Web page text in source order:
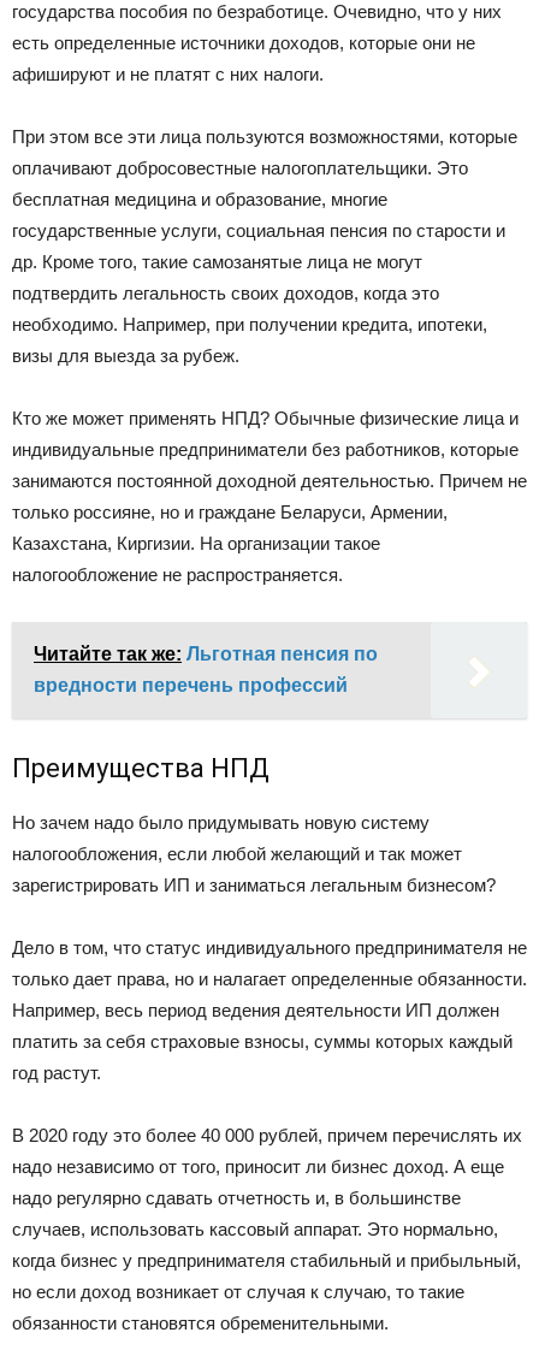
государства пособия по безработице. Очевидно, что у них
есть определенные источники доходов, которые они не
афишируют и не платят с них налоги.
При этом все эти лица пользуются возможностями, которые
оплачивают добросовестные налогоплательщики. Это
бесплатная медицина и образование, многие
государственные услуги, социальная пенсия по старости и
др. Кроме того, такие самозанятые лица не могут
подтвердить легальность своих доходов, когда это
необходимо. Например, при получении кредита, ипотеки,
визы для выезда за рубеж.
Кто же может применять НПД? Обычные физические лица и
индивидуальные предприниматели без работников, которые
занимаются постоянной доходной деятельностью. Причем не
только россияне, но и граждане Беларуси, Армении,
Казахстана, Киргизии. На организации такое
налогообложение не распространяется.
Читайте так же: Льготная пенсия по
вредности перечень профессий
Преимущества НПД
Но зачем надо было придумывать новую систему
налогообложения, если любой желающий и так может
зарегистрировать ИП и заниматься легальным бизнесом?
Дело в том, что статус индивидуального предпринимателя не
только дает права, но и налагает определенные обязанности.
Например, весь период ведения деятельности ИП должен
платить за себя страховые взносы, суммы которых каждый
год растут.
В 2020 году это более 40 000 рублей, причем перечислять их
надо независимо от того, приносит ли бизнес доход. А еще
надо регулярно сдавать отчетность и, в большинстве
случаев, использовать кассовый аппарат. Это нормально,
когда бизнес у предпринимателя стабильный и прибыльный,
но если доход возникает от случая к случаю, то такие
обязанности становятся обременительными.